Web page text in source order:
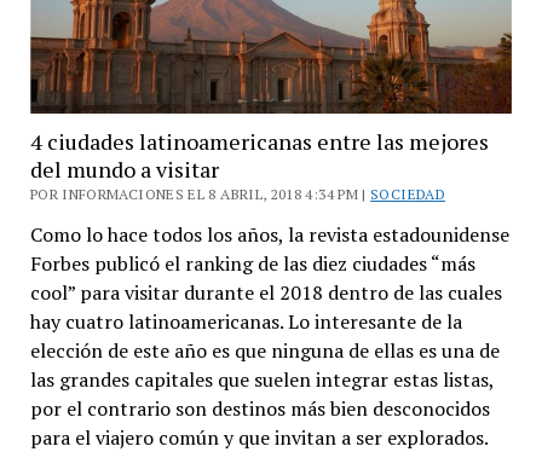
4 ciudades latinoamericanas entre las mejores
del mundo a visitar
POR INFORMACIONES EL 8 ABRIL, 2018 4:34 PM | SOCIEDAD
Como lo hace todos los años, la revista estadounidense
Forbes publicó el ranking de las diez ciudades “más
cool” para visitar durante el 2018 dentro de las cuales
hay cuatro latinoamericanas. Lo interesante de la
elección de este año es que ninguna de ellas es una de
las grandes capitales que suelen integrar estas listas,
por el contrario son destinos más bien desconocidos
para el viajero común y que invitan a ser explorados.